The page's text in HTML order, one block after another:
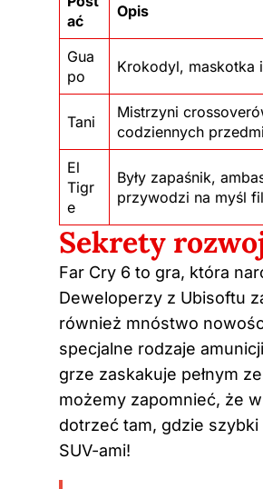
ać
Opis
Gua
po
Krokodyl, maskotka
Tani
Mistrzyni
codziennych
El
Tigr
e
Były zapaśnik,
przywodzi na myśl
Sekrety
Far Cry 6 to gra, która
Deweloperzy z Ubisoftu
również mnóstwo
specjalne rodzaje
grze zaskakuje pełnym
możemy zapomnieć, że
dotrzeć tam, gdzie szybki
SUV-ami!